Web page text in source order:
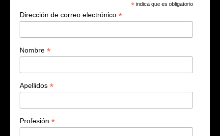
* indica que es obligatorio
Dirección de correo electrónico *
Nombre *
Apellidos *
Profesión *